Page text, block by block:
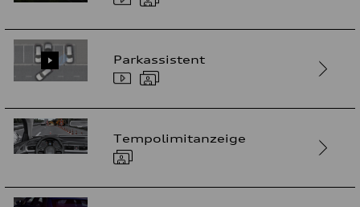
Parkassistent
Tempolimitanzeige